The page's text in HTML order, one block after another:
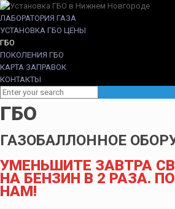
ЛАБОРАТОРИЯ ГАЗА
УСТАНОВКА ГБО ЦЕНЫ
ГБО
ПОКОЛЕНИЯ ГБО
КАРТА ЗАПРАВОК
КОНТАКТЫ
ГБО
ГАЗОБАЛЛОННОЕ
УМЕНЬШИТЕ ЗАВТРА
НА БЕНЗИН В 2 РАЗА.
НАМ!